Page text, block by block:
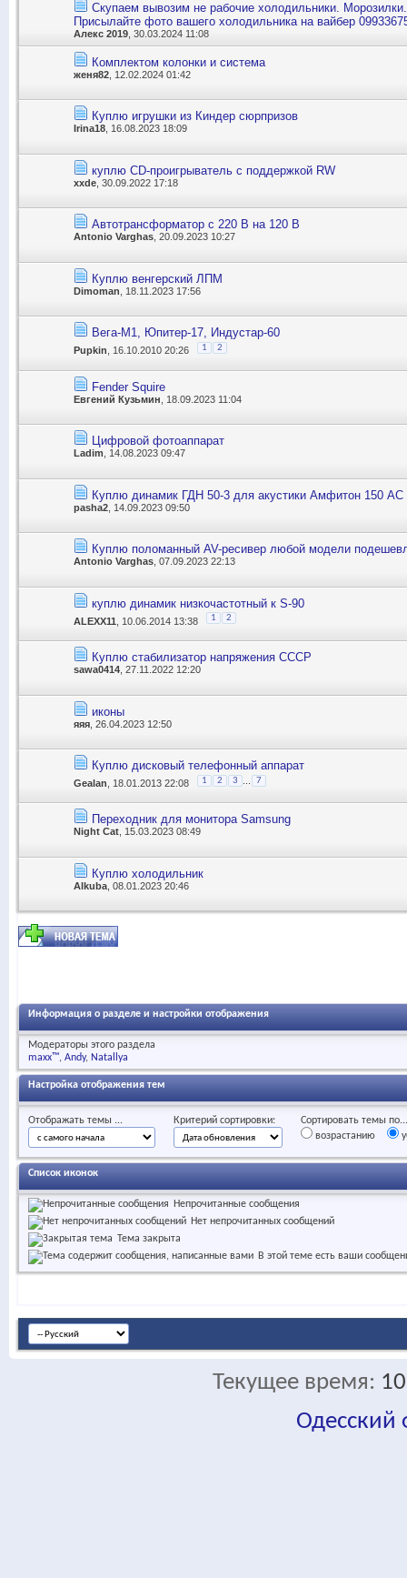
Скупаем вывозим не рабочие холодильники.
Присылайте фото вашего холодильника на вайбер
Алекс 2019, 30.03.2024 11:08
Комплектом колонки и система
женя82 , 12.02.2024 01:42
Куплю игрушки из Киндер сюрпризов
Irina18 , 16.08.2023 18:09
куплю CD-проигрыватель с поддержкой RW
xxde , 30.09.2022 17:18
Автотрансформатор с 220 В на 120 В
Antonio Varghas , 20.09.2023 10:27
Куплю венгерский ЛПМ
Dimoman , 18.11.2023 17:56
Вега-М1, Юпитер-17, Индустар-60
Pupkin , 16.10.2010 20:26 1 2
Fender Squire
Евгений Кузьмин , 18.09.2023 11:04
Цифровой фотоаппарат
Ladim , 14.08.2023 09:47
Куплю динамик ГДН 50-3 для акустики Амфитон 150 АС
pasha2 , 14.09.2023 09:50
Куплю поломанный AV-ресивер любой модели
Antonio Varghas , 07.09.2023 22:13
куплю динамик низкочастотный к S-90
ALEXX11 , 10.06.2014 13:38 1 2
Куплю стабилизатор напряжения СССР
sawa0414 , 27.11.2022 12:20
иконы
яяя , 26.04.2023 12:50
Куплю дисковый телефонный аппарат
Gealan , 18.01.2013 22:08 1 2 3 7
Переходник для монитора Samsung
Night Cat, 15.03.2023 08:49
Куплю холодильник
Alkuba , 08.01.2023 20:46
Информация о разделе и настройки отображения
Модераторы этого раздела
maxx™ Andy Natallya
Настройка отображения тем
Отображать темы ... Критерий сортировки:
Сортировать темы по...
возрастанию
Список иконок
Непрочитанные сообщения
Нет непрочитанных сообщений
Тема закрыта
В этой теме есть ваши
Текущее время:
Одесский